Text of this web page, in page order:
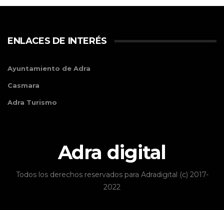
ENLACES DE INTERÉS
Ayuntamiento de Adra
Casmara
Adra Turismo
Adra digital
Todos los derechos reservados para Adradigital (c) 2017-
2022